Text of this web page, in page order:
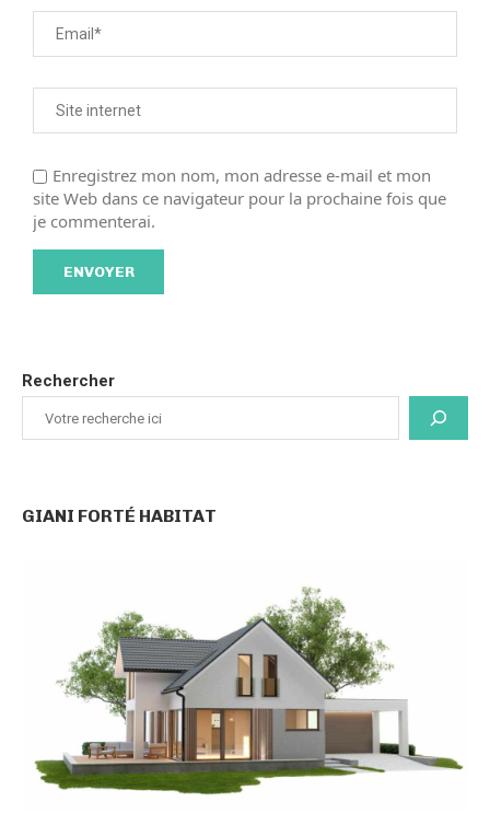
Enregistrez mon nom, mon adresse e-mail et mon
site Web dans ce navigateur pour la prochaine fois que
je commenterai.
Rechercher
GIANI FORTÉ HABITAT